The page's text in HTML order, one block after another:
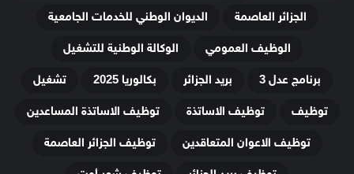
الجزائر العاصمة
الديوان الوطني للخدمات الجامعية
الوظيف العمومي
الوكالة الوطنية للتشغيل
برنامج عدل 3
بريد الجزائر بكالوريا 2025
تشغيل
توظيف
توظيف الاساتذة
توظيف الاساتذة المساعدين
توظيف الاعوان المتعاقدين
توظيف الجزائر العاصمة